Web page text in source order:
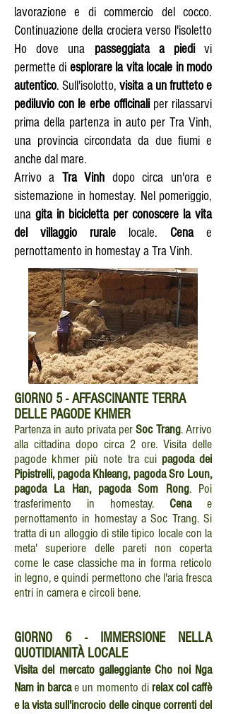
lavorazione e di commercio del cocco.
Continuazione della crociera verso l'isoletto
Ho dove una passeggiata a piedi vi
permette di esplorare la vita locale in modo
autentico. Sull'isolotto,visita a un frutteto e
pediluvio con le erbe officinaliper rilassarvi
prima della partenza in auto per Tra Vinh,
una provincia circondata da due fiumi e
anche dal mare.
Arrivo a Tra Vinh dopo circa un'ora e
sistemazione in homestay. Nel pomeriggio,
una gita in bicicletta per conoscere la vita
del villaggio rurale locale. Cena e
pernottamento in homestay a Tra Vinh.
GIORNO 5 - AFFASCINANTE TERRA
DELLE PAGODE KHMER
Partenza in auto privata perSoc Trang. Arrivo
alla cittadina dopo circa 2 ore. Visita delle
pagode khmer più note tra cui pagoda dei
Pipistrelli, pagoda Khleang, pagoda Sro Loun,
pagoda La Han, pagoda Som Rong. Poi
trasferimento in homestay. Cena e
pernottamento in homestay a Soc Trang. Si
tratta di un alloggio di stile tipico locale con la
meta' superiore delle pareti non coperta
come le case classiche ma in forma reticolo
in legno, e quindi permettono che l'aria fresca
entri in camera e circoli bene.
GIORNO 6 - IMMERSIONE NELLA
QUOTIDIANITÀ LOCALE
Visita del mercato galleggiante Cho noi Nga
Nam in barcae un momento di relax col caffè
e la vista sull'incrocio delle cinque correnti del